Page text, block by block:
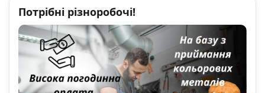
Потрібні різноробочі!